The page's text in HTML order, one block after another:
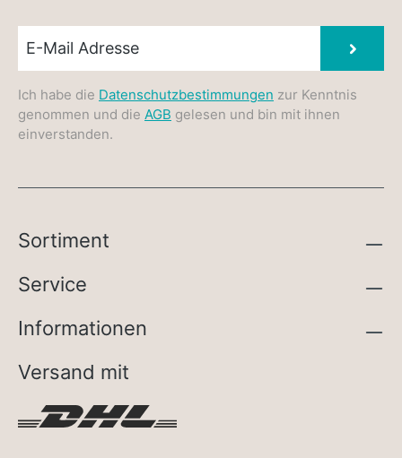
Ich habe die Datenschutzbestimmungen zur Kenntnis
genommen und die AGB gelesen und bin mit ihnen
einverstanden.
Sortiment
Service
Informationen
Versand mit